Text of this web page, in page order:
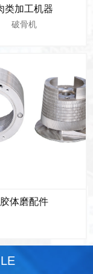
类加工机器
破骨机
胶体磨配件